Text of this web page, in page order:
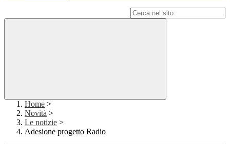
Home >
Novità >
Le notizie >
Adesione progetto Radio